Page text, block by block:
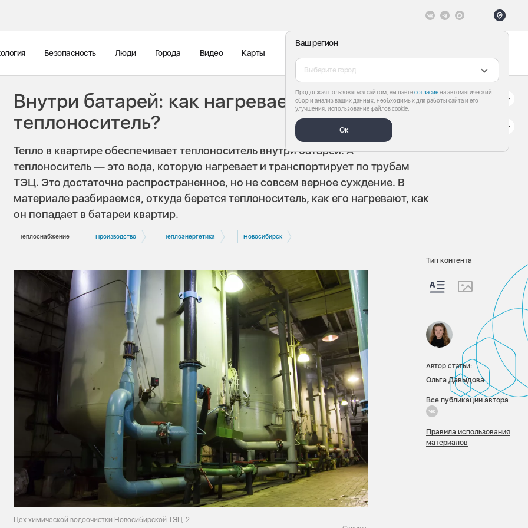
Ваш регион
Выберите город
Продолжая пользоваться сайтом, вы даётесогласиена автоматический
сбор и анализ ваших данных, необходимых для работы сайта и его
улучшения, использование файлов cookie.
Ок
Безопасность Люди Города Видео Карты
Внутри батарей: как нагревается
теплоноситель?
Тепло в квартире обеспечивает теплоноситель внутри батарей. А
теплоноситель — это вода, которую нагревает и транспортирует по трубам
ТЭЦ. Это достаточно распространенное, но не совсем верное суждение. В
материале разбираемся, откуда берется теплоноситель, как его нагревают, как
он попадает в батареи квартир.
Теплоснабжение Производство Теплоэнергетика Новосибирск
Цех химической водоочистки Новосибирской ТЭЦ-2
Тип контента
Автор статьи:
Ольга Давыдова
Все публикации автора
Правила использования
материалов